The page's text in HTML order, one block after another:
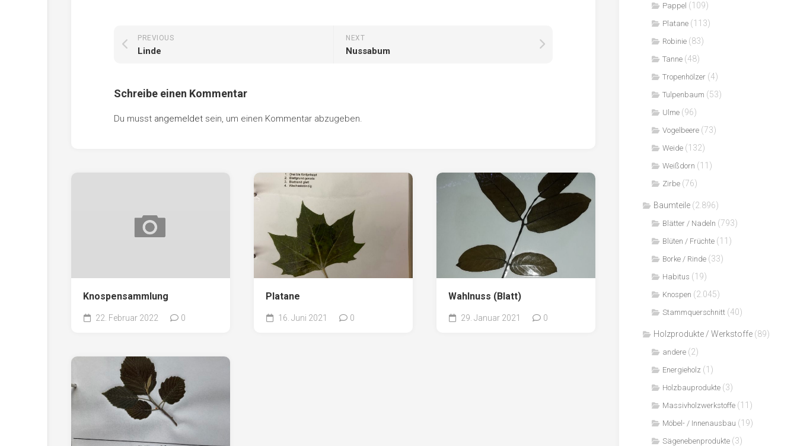
NEXT
Nussabum
PREVIOUS
Linde
Schreibe einen Kommentar
Du musst angemeldet sein, um einen Kommentar abzugeben.
Knospensammlung
22. Februar 2022 0
Platane
16. Juni 2021 0
Wahlnuss (Blatt)
29. Januar 2021 0
Pappel (109)
Platane (113)
Robinie (83)
Tanne (48)
Tropenhölzer (4)
Tulpenbaum (53)
Ulme (96)
Vogelbeere (73)
Weide (132)
Weißdorn (11)
Zirbe (76)
Baumteile (2.896)
Blätter / Nadeln (793)
Blüten / Früchte (11)
Borke / Rinde (33)
Habitus (19)
Knospen (2.045)
Stammquerschnitt (40)
Holzprodukte / Werkstoffe (89)
andere (2)
Energieholz (1)
Holzbauprodukte (3)
Massivholzwerkstoffe (11)
Möbel- / Innenausbau (19)
Sägenebenprodukte (3)